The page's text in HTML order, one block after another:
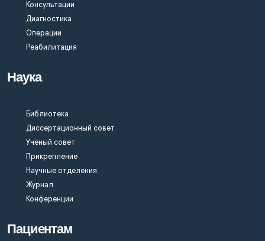
Консультации
Диагностика
Операции
Реабилитация
Наука
Библиотека
Диссертационный совет
Учёный совет
Прикрепление
Научные отделения
Журнал
Конференции
Пациентам